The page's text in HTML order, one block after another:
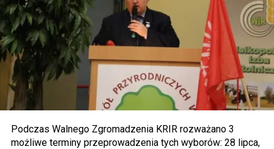
Podczas Walnego Zgromadzenia KRIR rozważano 3
możliwe terminy przeprowadzenia tych wyborów: 28 lipca,